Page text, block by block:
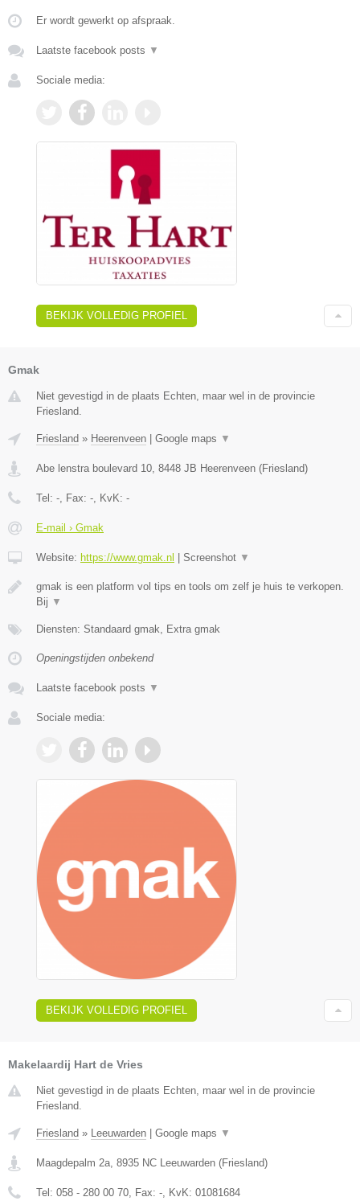
Er wordt gewerkt op afspraak.
Laatste facebook posts ▼
Sociale media:
BEKIJK VOLLEDIG PROFIEL
Gmak
Niet gevestigd in de plaats Echten, maar wel in de provincie
Friesland.
Friesland » Heerenveen | Google maps ▼
Abe lenstra boulevard 10 8448 JB Heerenveen (Friesland)
Tel: - , Fax: - , KvK: -
E-mail › Gmak
Website: https://www.gmak.nl | Screenshot ▼
gmak is een platform vol tips en tools om zelf je huis te verkopen.
Bij ▼
Diensten: Standaard gmak, Extra gmak
Openingstijden onbekend
Laatste facebook posts ▼
Sociale media:
BEKIJK VOLLEDIG PROFIEL
Makelaardij Hart de Vries
Niet gevestigd in de plaats Echten, maar wel in de provincie
Friesland.
Friesland » Leeuwarden | Google maps ▼
Maagdepalm 2a 8935 NC Leeuwarden (Friesland)
Tel: 058 - 280 00 70 , Fax: - , KvK: 01081684